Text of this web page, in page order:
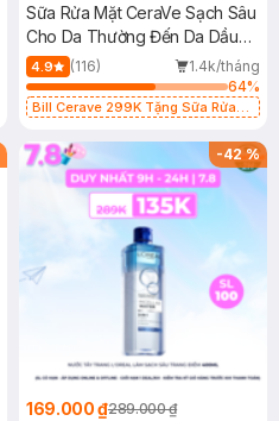
Sữa Rửa Mặt CeraVe Sạch Sâu
Cho Da Thường Đến Da Dầu
473ml
4.9 (116)
1.4k/tháng
64%
Bill Cerave 299K Tặng Sữa Rửa
-42%
169.000 ₫289.000 ₫